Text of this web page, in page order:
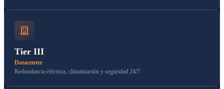
Tier III
Datacenter
Redundancia eléctrica, climatización y seguridad 24/7